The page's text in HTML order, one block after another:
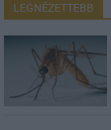
LEGNÉZETTEBB